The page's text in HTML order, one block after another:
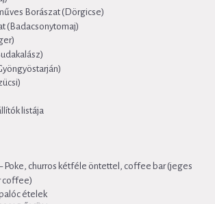
Borászat (Dörgicse)
(Badacsonytomaj)
listája
Poke, churros kétféle öntettel, coffee bar (jeges
coffee)
ételek